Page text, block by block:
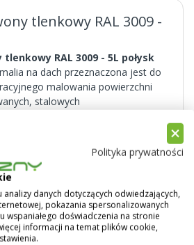
tlenkowy RAL 3009 -
RAL 3009 - 5L połysk
na dach przeznaczona jest do
malowania powierzchni
stalowych
jak i powlekanych metodami
jest szczególnie do
rynien, parapetów. Tworzy
odporną na zmienne warunki
Polityka prywatności
analizy danych dotyczących odwiedzających,
pokazania spersonalizowanych
wspaniałego doświadczenia na stronie
informacji na temat plików cookie,